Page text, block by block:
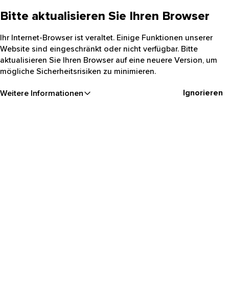
Bitte aktualisieren Sie Ihren Browser
Ihr Internet-Browser ist veraltet. Einige Funktionen unserer
Website sind eingeschränkt oder nicht verfügbar. Bitte
aktualisieren Sie Ihren Browser auf eine neuere Version, um
mögliche Sicherheitsrisiken zu minimieren.
Weitere Informationen Ignorieren